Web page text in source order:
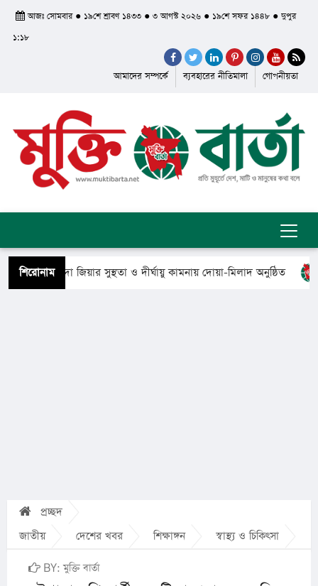
আজঃ সোমবার ● ১৯শে শ্রাবণ ১৪৩৩ ● ৩ আগস্ট ২০২৬ ● ১৯শে সফর ১৪৪৮ ● দুপুর
১:১৮
আমাদের সম্পর্কে ব্যবহারের নীতিমালা গোপনীয়তা
শিরোনাম
খালেদা জিয়ার সুস্থতা ও দীর্ঘায়ু কামনায় দোয়া-মিলাদ অনুষ্ঠিত
প্রচ্ছদ
জাতীয়
দেশের খবর শিক্ষাঙ্গন স্বাস্থ্য ও চিকিৎসা
BY: মুক্তি বার্তা